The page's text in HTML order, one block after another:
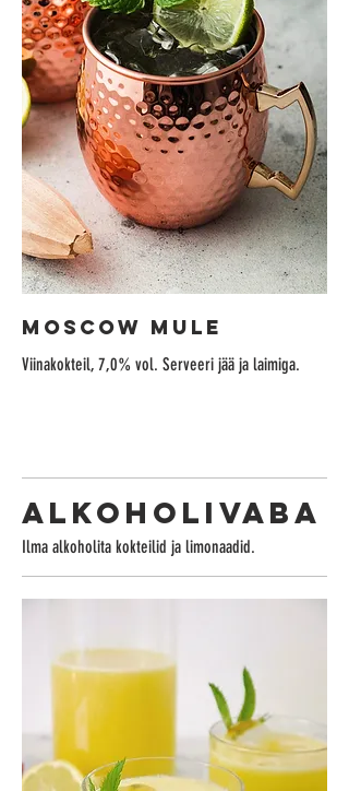
MOSCOW MULE
Viinakokteil, 7,0% vol. Serveeri jää ja laimiga.
ALKOHOLIVABA